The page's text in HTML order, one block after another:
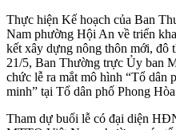
Thực hiện Kế hoạch của Ban
Nam phường Hội An về triển
kết xây dựng nông thôn mới, đô
21/5, Ban Thường trực Ủy ban
chức lễ ra mắt mô hình “Tổ dân
minh” tại Tổ dân phố Phong
Tham dự buổi lễ có đại diện